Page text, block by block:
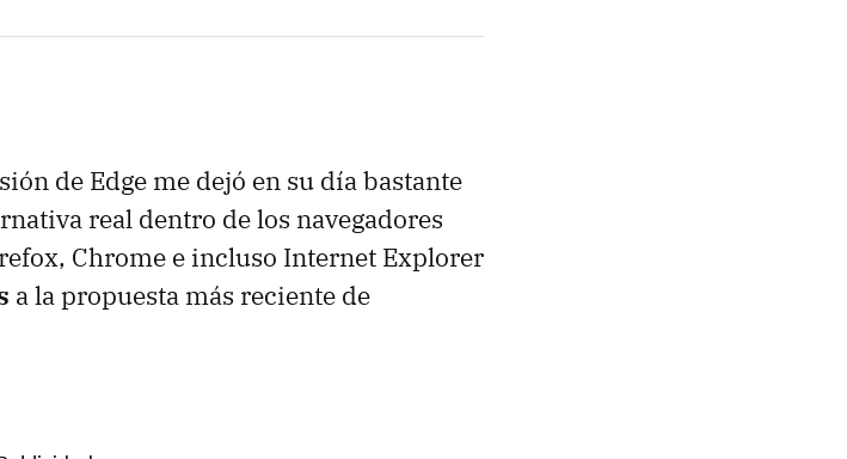
de Edge me dejó en su día bastante
real dentro de los navegadores
Chrome e incluso Internet Explorer
a la propuesta más reciente de